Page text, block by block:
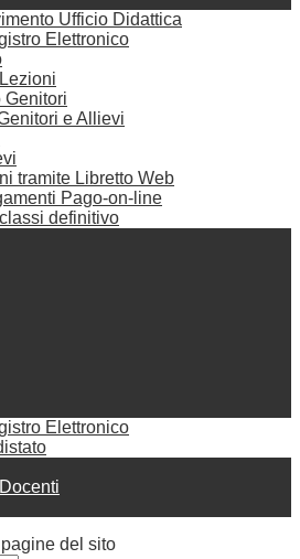
Ufficio Didattica
Elettronico
Genitori
e Allievi
tramite Libretto Web
Pago-on-line
definitivo
Elettronico
del sito